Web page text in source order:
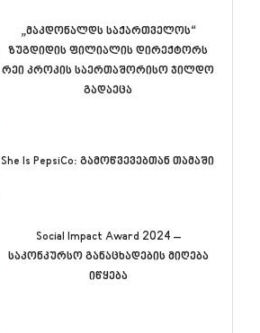
„მაკდონალდს საქართველოს“
ზუგდიდის ფილიალის დირექტორს
რეი კროკის საერთაშორისო ჯილდო
გადაეცა
She Is PepsiCo: გამოწვევებთან თამაში
Social Impact Award 2024 –
საკონკურსო განაცხადების მიღება
იწყება